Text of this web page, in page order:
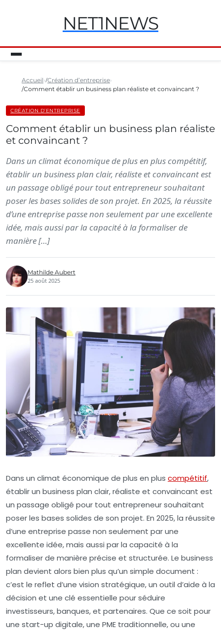
NET1NEWS
Accueil Création d’entreprise
Comment établir un business plan réaliste et convaincant ?
CRÉATION D’ENTREPRISE
Comment établir un business plan réaliste
et convaincant ?
Dans un climat économique de plus en plus compétitif,
établir un business plan clair, réaliste et convaincant est
un passage obligé pour tout entrepreneur souhaitant
poser les bases solides de son projet. En 2025, la réussite
d’une entreprise passe non seulement par une excellente
idée, mais aussi par la capacité à la formaliser de
manière […]
Mathilde Aubert
25 août 2025
Dans un climat économique de plus en plus compétitif,
établir un business plan clair, réaliste et convaincant est
un passage obligé pour tout entrepreneur souhaitant
poser les bases solides de son projet. En 2025, la réussite
d’une entreprise passe non seulement par une
excellente idée, mais aussi par la capacité à la
formaliser de manière précise et structurée. Le business
plan devient alors bien plus qu’un simple document :
c’est le reflet d’une vision stratégique, un outil d’aide à la
décision et une clé essentielle pour séduire
investisseurs, banques, et partenaires. Que ce soit pour
une start-up digitale, une PME traditionnelle, ou une